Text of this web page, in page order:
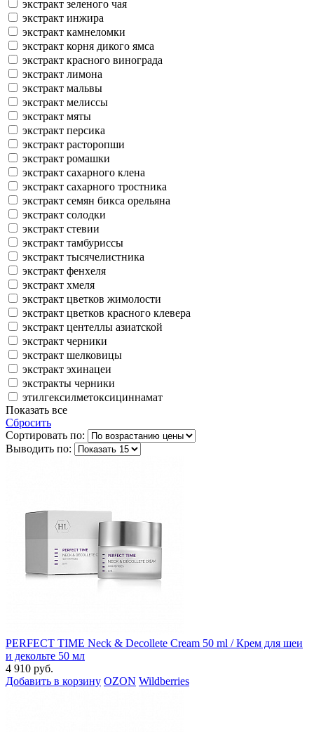
экстракт зеленого чая
экстракт инжира
экстракт камнеломки
экстракт корня дикого ямса
экстракт красного винограда
экстракт лимона
экстракт мальвы
экстракт мелиссы
экстракт мяты
экстракт персика
экстракт расторопши
экстракт ромашки
экстракт сахарного клена
экстракт сахарного тростника
экстракт семян бикса орельяна
экстракт солодки
экстракт стевии
экстракт тамбуриссы
экстракт тысячелистника
экстракт фенхеля
экстракт хмеля
экстракт цветков жимолости
экстракт цветков красного клевера
экстракт центеллы азиатской
экстракт черники
экстракт шелковицы
экстракт эхинацеи
экстракты черники
этилгексилметоксициннамат
Показать все
Сбросить
Сортировать по:
Выводить по:
PERFECT TIME Neck & Decollete Cream 50 ml / Крем для шеи
и декольте 50 мл
4 910 руб.
Добавить в корзину OZON Wildberries